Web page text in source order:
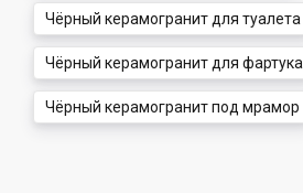
Чёрный керамогранит для туалета
Чёрный керамогранит для фартука
Чёрный керамогранит под мрамор